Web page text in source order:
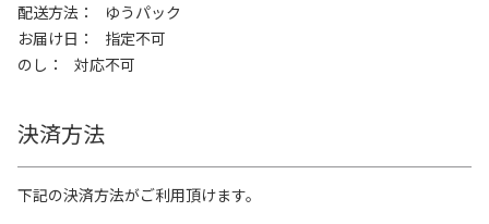
配送方法
ゆうパック
お届け日
指定不可
のし
対応不可
決済方法
下記の決済方法がご利用頂けます。